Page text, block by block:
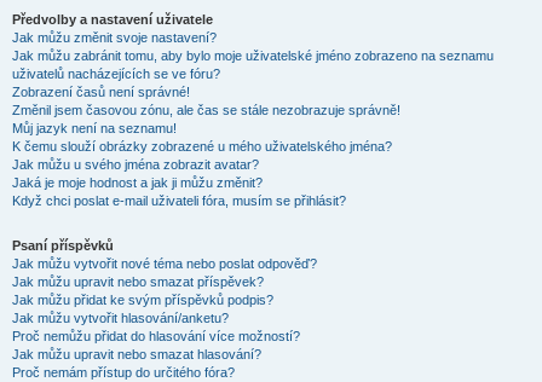
Předvolby a nastavení uživatele
Jak můžu změnit svoje nastavení?
Jak můžu zabránit tomu, aby bylo moje uživatelské jméno zobrazeno na seznamu
uživatelů nacházejících se ve fóru?
Zobrazení časů není správné!
Změnil jsem časovou zónu, ale čas se stále nezobrazuje správně!
Můj jazyk není na seznamu!
K čemu slouží obrázky zobrazené u mého uživatelského jména?
Jak můžu u svého jména zobrazit avatar?
Jaká je moje hodnost a jak ji můžu změnit?
Když chci poslat e-mail uživateli fóra, musím se přihlásit?
Psaní příspěvků
Jak můžu vytvořit nové téma nebo poslat odpověď?
Jak můžu upravit nebo smazat příspěvek?
Jak můžu přidat ke svým příspěvků podpis?
Jak můžu vytvořit hlasování/anketu?
Proč nemůžu přidat do hlasování více možností?
Jak můžu upravit nebo smazat hlasování?
Proč nemám přístup do určitého fóra?